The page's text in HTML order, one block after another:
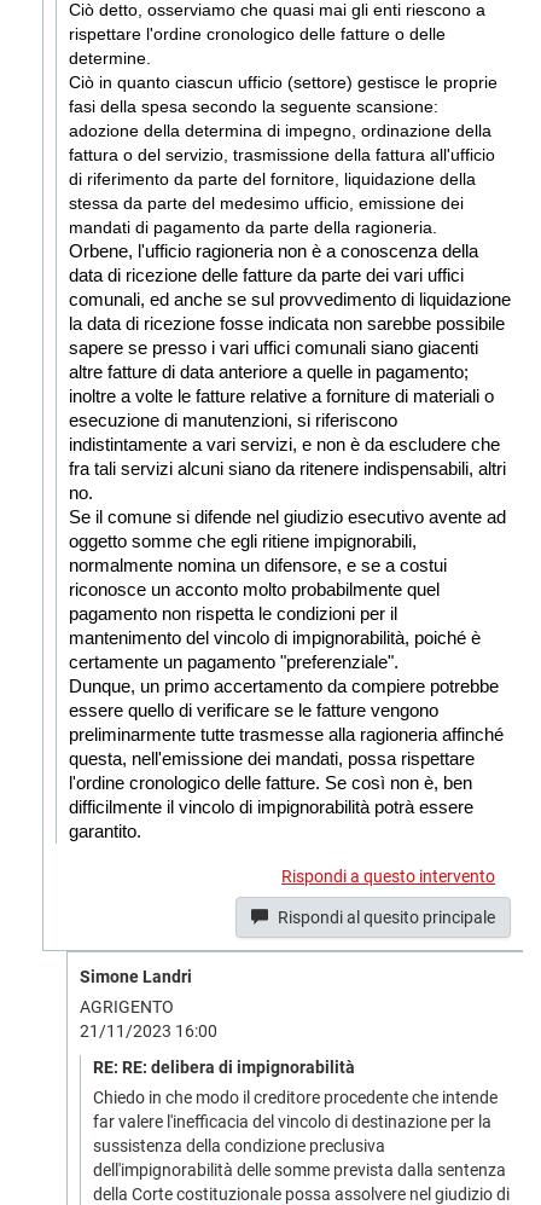
Ciò detto, osserviamo che quasi mai gli enti riescono a
rispettare l'ordine cronologico delle fatture o delle
determine.
Ciò in quanto ciascun ufficio (settore) gestisce le proprie
fasi della spesa secondo la seguente scansione:
adozione della determina di impegno, ordinazione della
fattura o del servizio, trasmissione della fattura all'ufficio
di riferimento da parte del fornitore, liquidazione della
stessa da parte del medesimo ufficio, emissione dei
mandati di pagamento da parte della ragioneria.
Orbene, l'ufficio ragioneria non è a conoscenza della
data di ricezione delle fatture da parte dei vari uffici
comunali, ed anche se sul provvedimento di liquidazione
la data di ricezione fosse indicata non sarebbe possibile
sapere se presso i vari uffici comunali siano giacenti
altre fatture di data anteriore a quelle in pagamento;
inoltre a volte le fatture relative a forniture di materiali o
esecuzione di manutenzioni, si riferiscono
indistintamente a vari servizi, e non è da escludere che
fra tali servizi alcuni siano da ritenere indispensabili, altri
no.
Se il comune si difende nel giudizio esecutivo avente ad
oggetto somme che egli ritiene impignorabili,
normalmente nomina un difensore, e se a costui
riconosce un acconto molto probabilmente quel
pagamento non rispetta le condizioni per il
mantenimento del vincolo di impignorabilità, poiché è
certamente un pagamento "preferenziale".
Dunque, un primo accertamento da compiere potrebbe
essere quello di verificare se le fatture vengono
preliminarmente tutte trasmesse alla ragioneria affinché
questa, nell'emissione dei mandati, possa rispettare
l'ordine cronologico delle fatture. Se così non è, ben
difficilmente il vincolo di impignorabilità potrà essere
garantito.
Rispondi a questo intervento
Rispondi al quesito principale
Simone Landri
AGRIGENTO
21/11/2023 16:00
RE: RE: delibera di impignorabilità
Chiedo in che modo il creditore procedente che intende
far valere l'inefficacia del vincolo di destinazione per la
sussistenza della condizione preclusiva
dell'impignorabilità delle somme prevista dalla sentenza
della Corte costituzionale possa assolvere nel giudizio di